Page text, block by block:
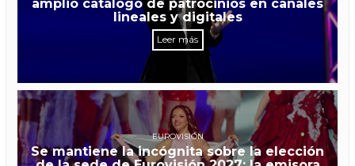
amplio catálogo de patrocinios en canales
lineales y digitales
Leer más
EUROVISIÓN
Se mantiene la incógnita sobre la elección